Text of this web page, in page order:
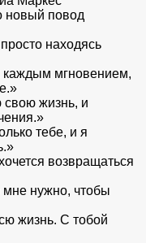
новый повод
находясь
каждым мгновением,
свою жизнь, и
тебе, и я
возвращаться
нужно, чтобы
жизнь. С тобой